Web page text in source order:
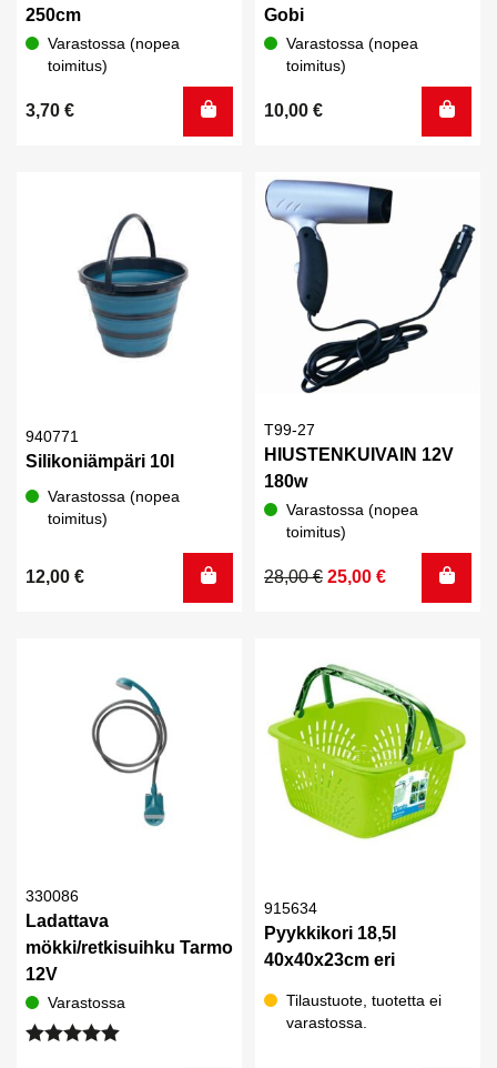
250cm
Varastossa (nopea
toimitus)
3,70 €
Gobi
Varastossa (nopea
toimitus)
10,00 €
940771
Silikoniämpäri 10l
Varastossa (nopea
toimitus)
12,00 €
T99-27
HIUSTENKUIVAIN 12V
180w
Varastossa (nopea
toimitus)
28,00€
Alkuperäinen
25,00 €
Nykyinen
330086
Ladattava
mökki/retkisuihku Tarmo
12V
Varastossa
915634
Pyykkikori 18,5l
40x40x23cm eri
Tilaustuote, tuotetta ei
varastossa.